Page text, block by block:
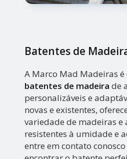
Batentes de
A Marco Mad Madeiras
batentes de madeira de
personalizáveis e
novas e existentes,
variedade de madeiras e
resistentes à umidade e
entre em contato